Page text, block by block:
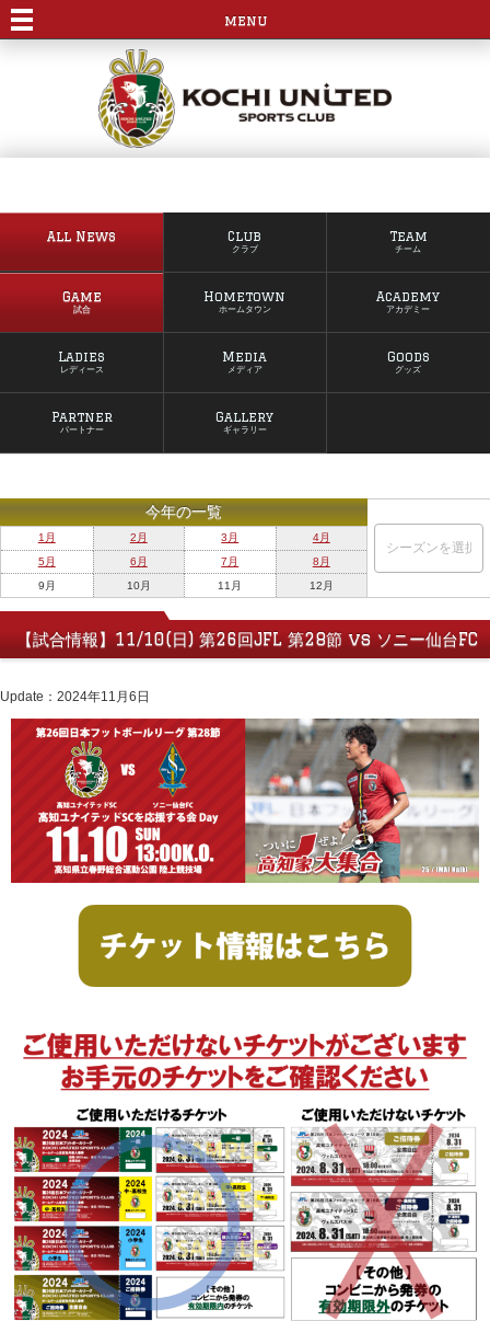
menu
All News Club
クラブ
Team
チーム
Game
試合
Hometown
ホームタウン
Academy
アカデミー
Ladies
レディース
Media
メディア
Goods
グッズ
Partner
パートナー
Gallery
ギャラリー
今年の一覧
1月 2月 3月
4月
5月
6月 7月
8月
9月
10月 11月 12月
【試合情報】11/10(日) 第26回JFL 第28節 vs ソニー仙台FC
Update：2024年11月6日